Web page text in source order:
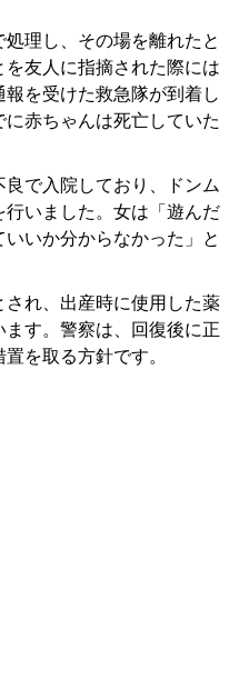
理し、その場を離れたと
友人に指摘された際には
報を受けた救急隊が到着し
赤ちゃんは死亡していた
で入院しており、ドンム
いました。女は「遊んだ
いか分からなかった」と
れ、出産時に使用した薬
す。警察は、回復後に正
を取る方針です。